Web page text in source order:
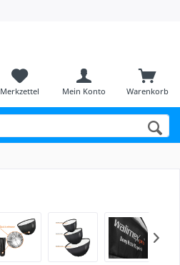
Warenkorb
Merkzettel Mein Konto